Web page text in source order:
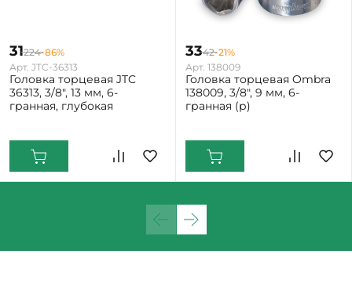
31224-86%
Арт. JTC-36313
Головка торцевая JTC
36313, 3/8", 13 мм, 6-
гранная, глубокая
3342-21%
Арт. 138009
Головка торцевая Ombra
138009, 3/8", 9 мм, 6-
гранная (р)